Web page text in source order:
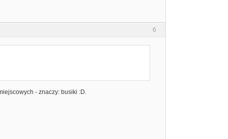
6
- znaczy: busiki :D.